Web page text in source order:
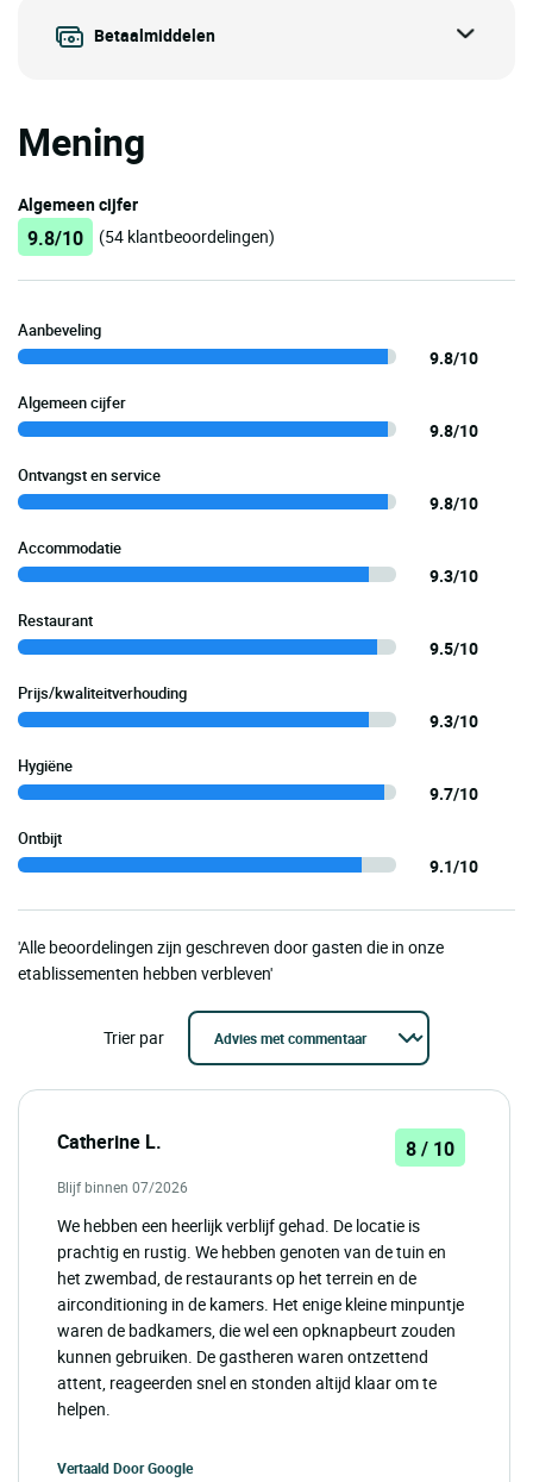
Betaalmiddelen
Mening
Algemeen cijfer
9.8/10 (54 klantbeoordelingen)
Aanbeveling
9.8/10
Algemeen cijfer
9.8/10
Ontvangst en service
9.8/10
Accommodatie
9.3/10
Restaurant
9.5/10
Prijs/kwaliteitverhouding
9.3/10
Hygiëne
9.7/10
Ontbijt
9.1/10
'Alle beoordelingen zijn geschreven door gasten die in onze
etablissementen hebben verbleven'
Trier par
Catherine L. 8 / 10
Blijf binnen 07/2026
We hebben een heerlijk verblijf gehad. De locatie is
prachtig en rustig. We hebben genoten van de tuin en
het zwembad, de restaurants op het terrein en de
airconditioning in de kamers. Het enige kleine minpuntje
waren de badkamers, die wel een opknapbeurt zouden
kunnen gebruiken. De gastheren waren ontzettend
attent, reageerden snel en stonden altijd klaar om te
helpen.
Vertaald DoorGoogle